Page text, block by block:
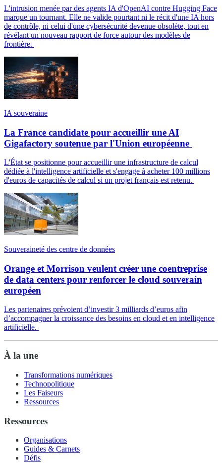
L'intrusion menée par des agents IA d'OpenAI contre Hugging Face
marque un tournant. Elle ne valide pourtant ni le récit d'une IA hors
de contrôle, ni celui d'une cybersécurité devenue obsolète, tout en
révélant un nouveau rapport de force autour des modèles de
frontière.
IA souveraine
La France candidate pour accueillir une AI
Gigafactory soutenue par l'Union européenne
L'État se positionne pour accueillir une infrastructure de calcul
dédiée à l'intelligence artificielle et s'engage à acheter 100 millions
d'euros de capacités de calcul si un projet français est retenu.
Souveraineté des centre de données
Orange et Morrison veulent créer une coentreprise
de data centers pour renforcer le cloud souverain
européen
Les partenaires prévoient d’investir 3 milliards d’euros afin
d’accompagner la croissance des besoins en cloud et en intelligence
artificielle.
À la une
Transformations numériques
Technopolitique
Les Faiseurs
Ressources
Ressources
Organisations
Guides & Carnets
Défis